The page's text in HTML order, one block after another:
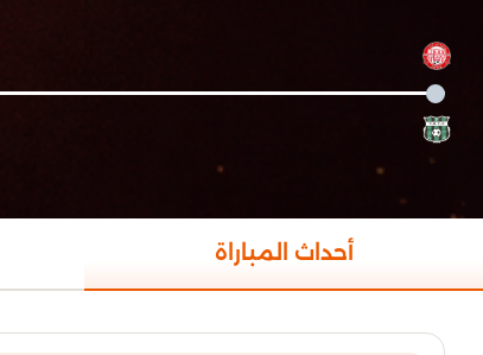
أحداث المباراة